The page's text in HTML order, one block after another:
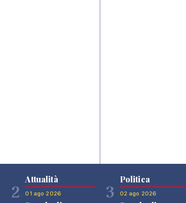
2
Attualità
01 ago 2026 3
Politica
02 ago 2026